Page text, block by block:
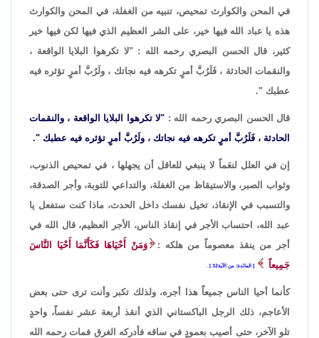
في المحن والكوارث تمحيص، تنبيه من الغفلة، في المحن والكوارث
هذه يا عباد الله فيها خير، على الشر العظيم الذي فيها لكن فيها خير
كثير، قال الحسن البصري رحمه الله : "لا تكرهوا البلايا الواقعة ،
والنقمات الحادثة ، فَلَرُبَّ أمرٍ تكرهه فيه نجاتك ، ولَرُبَّ أمرٍ تؤثره فيه
عطبك ".
قال الحسن البصري رحمه الله : "لا تكرهوا البلايا الواقعة ، والنقمات
الحادثة ، فَلَرُبَّ أمرٍ تكرهه فيه نجاتك ، ولَرُبَّ أمرٍ تؤثره فيه عطبك ".
إن في العلل لنعَماً لا ينبغي للعاقل أن يجهلها ، في تمحيص الذنوب،
وثواب الصبر، والاستيقاظ من الغفلة، والتداعي للتوبة، وأجر الصدقة،
والتسبب في الإنقاذ، تخيل نفسك داخل الحدث، ماذا كنت ستفعل يا
عبد الله، احتساب الأجر في إنقاذ الناس، الأجر العظيم، قال الله في
أجر من ينقذ معصوماً من هلكه :
وَمَنْ أَحْيَاهَا فَكَأَنَّمَا أَحْيَا النَّاسَ
جَمِيعاً
المائدة: من الآية32
كأنما أحيا الناس جميعاً هذا أجره، ولذلك تكبر وأنت ترى حتى بعض
الأعاجم، ذلك الرجل الباكستاني الذي أنقذ أربعة عشر نفساً، واحدٍ
تلو الآخر، حتى أصيب بعمودٍ في ساقه فأدركه الغرق فمات رحمه الله